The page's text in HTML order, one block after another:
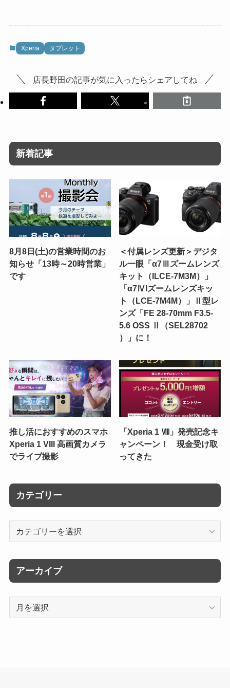
Xperia タブレット
店長野田の記事が気に入ったらシェアしてね
新着記事
8月8日(土)の営業時間のお
知らせ「13時～20時営業」
です
＜付属レンズ更新＞デジタ
ル一眼「α7Ⅲズームレンズ
キット（ILCE-7M3M）」
「α7ⅣIズームレンズキッ
ト（LCE-7M4M）」Ⅱ型レ
ンズ「FE 28-70mm F3.5-
5.6 OSS Ⅱ（SEL28702
）」に！
推し活におすすめのスマホ
Xperia 1 VIII 高画質カメラ
でライブ撮影
「Xperia 1 Ⅷ」発売記念キ
ャンペーン！ 現金受け取
ってきた
カテゴリー
リ
ー
アーカイブ